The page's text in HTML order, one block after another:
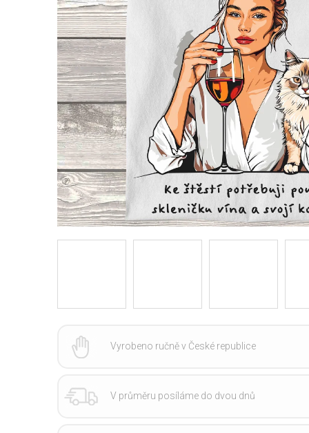
Vyrobeno ručně v České republice
V průměru posíláme do dvou dnů